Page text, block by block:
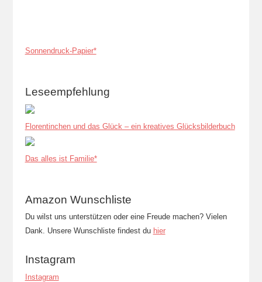
Sonnendruck-Papier*
Leseempfehlung
Florentinchen und das Glück – ein kreatives Glücksbilderbuch
Das alles ist Familie*
Amazon Wunschliste
Du wilst uns unterstützen oder eine Freude machen? Vielen
Dank. Unsere Wunschliste findest du hier
Instagram
Instagram